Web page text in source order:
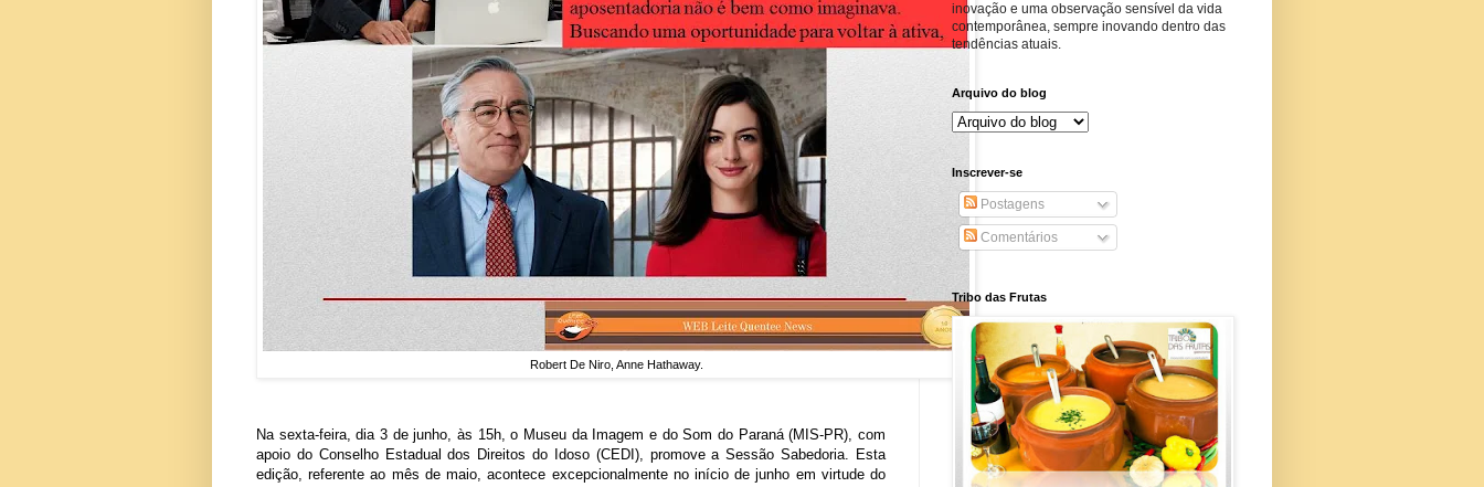
Robert De Niro, Anne Hathaway.
Na sexta-feira, dia 3 de junho, às 15h, o Museu da Imagem e do Som do Paraná (MIS-PR), com
apoio do Conselho Estadual dos Direitos do Idoso (CEDI), promove a Sessão Sabedoria. Esta
edição, referente ao mês de maio, acontece excepcionalmente no início de junho em virtude do
inovação e uma observação sensível da vida
contemporânea, sempre inovando dentro das
tendências atuais.
Arquivo do blog
Inscrever-se
Postagens
Comentários
Tribo das Frutas